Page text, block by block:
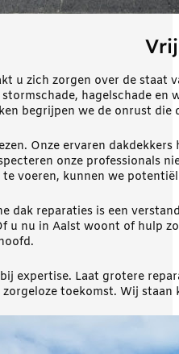
u zich zorgen over de staat
hagelschade
begrijpen we de onrust
Onze ervaren
onze professionals
voeren, kunnen we
dak reparaties is een
u nu in Aalst woont of hulp
expertise. Laat grotere
toekomst. Wij